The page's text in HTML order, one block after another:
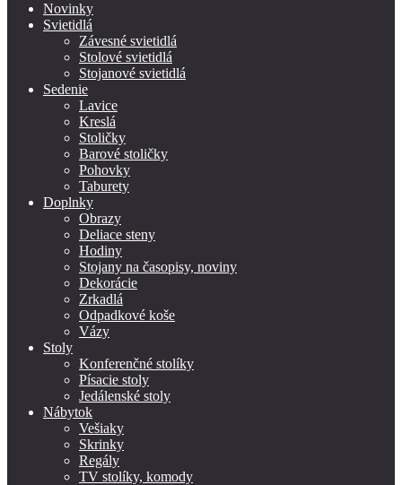
Novinky
Svietidlá
Závesné svietidlá
Stolové svietidlá
Stojanové svietidlá
Sedenie
Lavice
Kreslá
Stoličky
Barové stoličky
Pohovky
Taburety
Doplnky
Obrazy
Deliace steny
Hodiny
Stojany na časopisy, noviny
Dekorácie
Zrkadlá
Odpadkové koše
Vázy
Stoly
Konferenčné stolíky
Písacie stoly
Jedálenské stoly
Nábytok
Vešiaky
Skrinky
Regály
TV stolíky, komody